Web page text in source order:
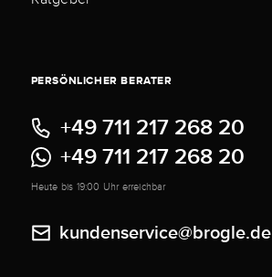
PERSÖNLICHER BERATER
+49 711 217 268 20
+49 711 217 268 20
Heute bis 19:00 Uhr erreichbar
kundenservice@brogle.de